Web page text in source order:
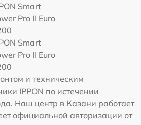
Smart
Pro II Euro
Smart
Pro II Euro
и техническим
IPPON по истечении
Наш центр в Казани работает
официальной авторизации от